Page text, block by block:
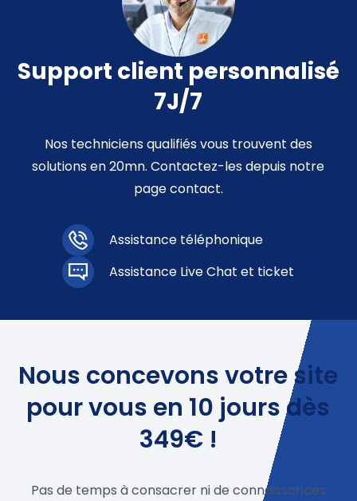
Support client personnalisé
7J/7
Nos techniciens qualifiés vous trouvent des
solutions en 20mn. Contactez-les depuis notre
page contact.
Assistance téléphonique
Assistance Live Chat et ticket
Nous concevons votre site
pour vous en 10 jours dès
349€ !
Pas de temps à consacrer ni de connaissances